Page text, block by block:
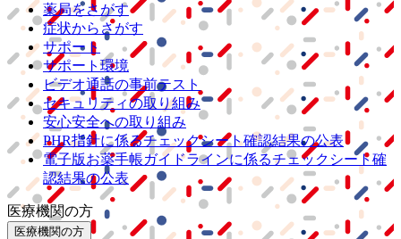
薬局をさがす
症状からさがす
サポート
サポート環境
ビデオ通話の事前テスト
セキュリティの取り組み
安心安全への取り組み
PHR指針に係るチェックシート確認結果の公表
電子版お薬手帳ガイドラインに係るチェックシート確
認結果の公表
医療機関の方
医療機関の方